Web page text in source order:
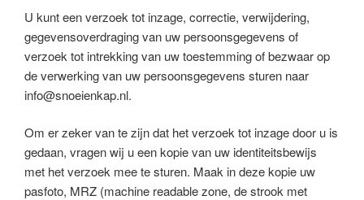
U kunt een verzoek tot inzage, correctie, verwijdering,
gegevensoverdraging van uw persoonsgegevens of
verzoek tot intrekking van uw toestemming of bezwaar op
de verwerking van uw persoonsgegevens sturen naar
info@snoeienkap.nl.
Om er zeker van te zijn dat het verzoek tot inzage door u is
gedaan, vragen wij u een kopie van uw identiteitsbewijs
met het verzoek mee te sturen. Maak in deze kopie uw
pasfoto, MRZ (machine readable zone, de strook met